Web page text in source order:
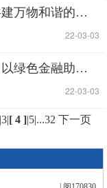
和谐的美丽家园
| 22-03-03
建万物和谐共生的美丽家园
| 22-03-03
|3|[ 4 ]|5|...32 下一页